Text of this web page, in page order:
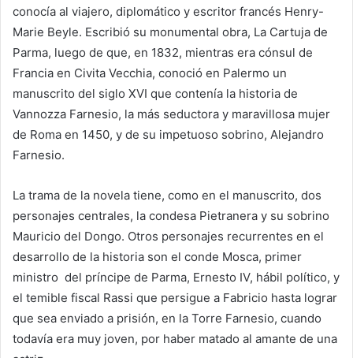
conocía al viajero, diplomático y escritor francés Henry-
Marie Beyle. Escribió su monumental obra, La Cartuja de
Parma, luego de que, en 1832, mientras era cónsul de
Francia en Civita Vecchia, conoció en Palermo un
manuscrito del siglo XVI que contenía la historia de
Vannozza Farnesio, la más seductora y maravillosa mujer
de Roma en 1450, y de su impetuoso sobrino, Alejandro
Farnesio.
La trama de la novela tiene, como en el manuscrito, dos
personajes centrales, la condesa Pietranera y su sobrino
Mauricio del Dongo. Otros personajes recurrentes en el
desarrollo de la historia son el conde Mosca, primer
ministro del príncipe de Parma, Ernesto IV, hábil político, y
el temible fiscal Rassi que persigue a Fabricio hasta lograr
que sea enviado a prisión, en la Torre Farnesio, cuando
todavía era muy joven, por haber matado al amante de una